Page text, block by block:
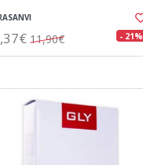
11,90€ - 21%